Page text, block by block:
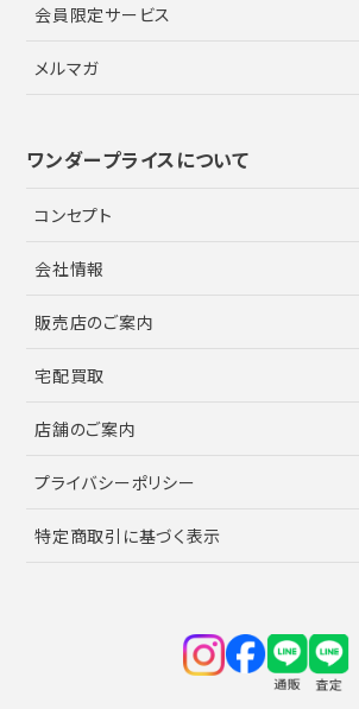
会員限定サービス
メルマガ
ワンダープライスについて
コンセプト
会社情報
販売店のご案内
宅配買取
店舗のご案内
プライバシーポリシー
特定商取引に基づく表示